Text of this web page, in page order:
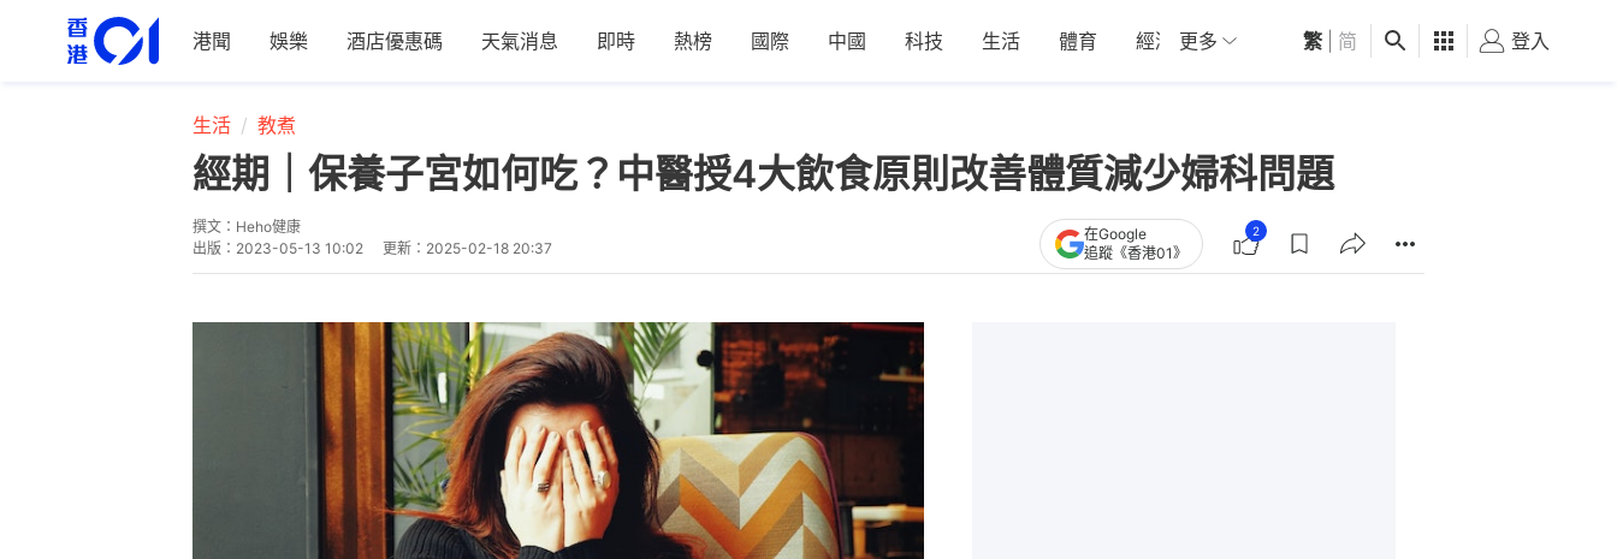
港聞 娛樂 酒店優惠碼 天氣消息 即時 熱榜 國際 中國 科技 生活 體育 經濟 01深圳 觀點 健康 好食玩飛
更多 繁 简 登入
生活 教煮
經期｜保養子宮如何吃？中醫授4大飲食原則改善體質減少婦科問題
撰文： Heho健康
出版： 2023-05-13 10:02 更新： 2025-02-18 20:37
在Google
追蹤《香港01》
2